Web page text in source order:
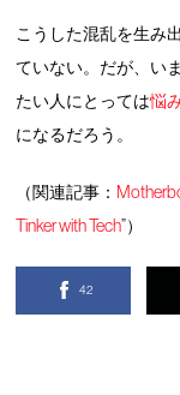
こうした混乱を生み
ていない。だが、い
たい人にとっては悩
になるだろう。
（関連記事：
Tinker with Tech”）
42